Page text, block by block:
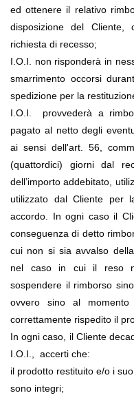
ed ottenere il relativo
disposizione del Cliente,
richiesta di recesso;
I.O.I. non risponderà in
smarrimento occorsi
spedizione per la
I.O.I.  provvederà a
pagato al netto degli
ai sensi dell'art. 56,
(quattordici) giorni dal
dell’importo addebitato,
utilizzato dal Cliente per
accordo. In ogni caso il
conseguenza di detto
cui non si sia avvalso
nel caso in cui il reso
sospendere il rimborso
ovvero sino al
correttamente rispedito il
In ogni caso, il Cliente
I.O.I.,  accerti che:
il prodotto restituito e/o i
sono integri;